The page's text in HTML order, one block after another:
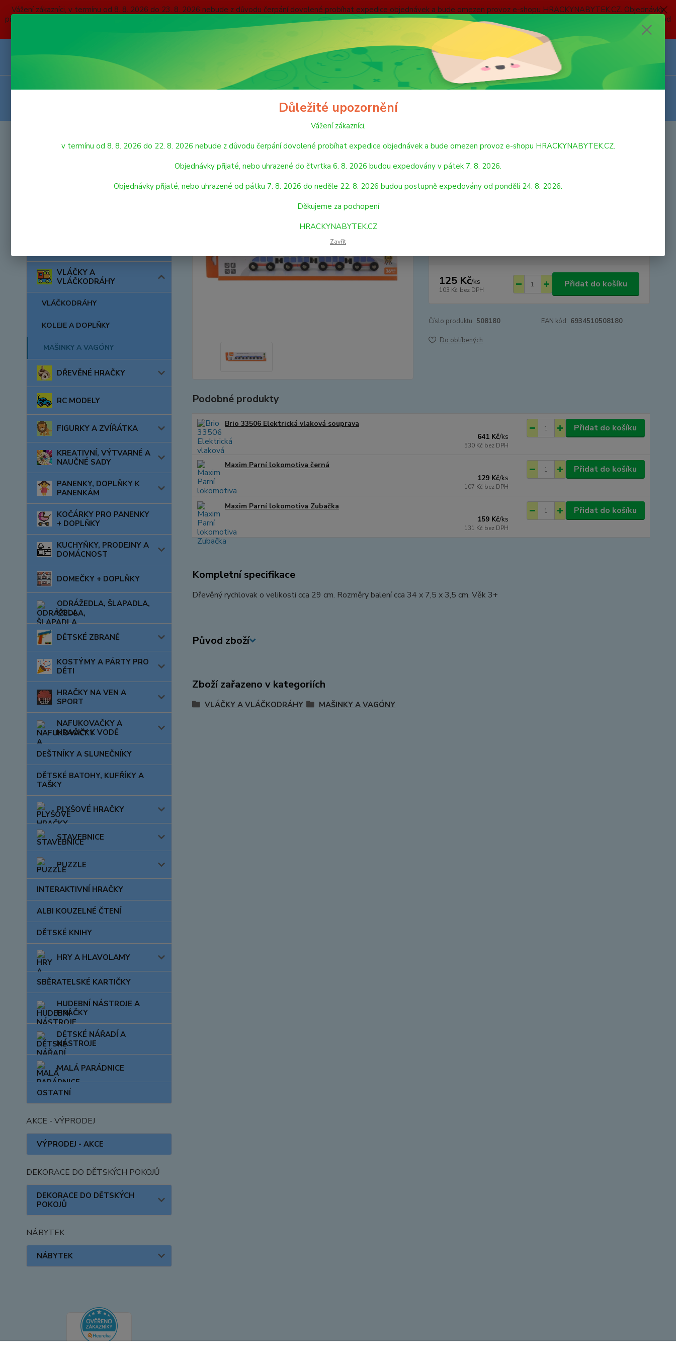
Vážení zákazníci, v termínu od 8. 8. 2026 do 23. 8. 2026 nebude z důvodu čerpání dovolené probíhat expedice objednávek a bude omezen provoz e-shopu HRACKYNABYTEK.CZ. Objednávky
přijaté, nebo uhrazené do čtvrtka 6. 8. 2026 budou expedovány v pátek 7. 8. 2026. Objednávky přijaté, nebo uhrazené od pátku 7. 8. 2026 do neděle 23. 8. 2026 budou postupně expedovány od
pondělí 24. 8. 2026. Děkujeme za pochopení HRACKYNABYTEK.CZ
ZÁSADY OCHRANY OSOBNÍCH ÚDAJŮ
REKLAMAČNÍ ŘÁD
VÝPRODEJ HRAČEK
VLÁČKY A
VLÁČKODRÁHY
VLÁČKODRÁHY
KOLEJE A DOPLŇKY
MAŠINKY A VAGÓNY
DŘEVĚNÉ HRAČKY
RC MODELY
FIGURKY A ZVÍŘÁTKA
KREATIVNÍ, VÝTVARNÉ A
NAUČNÉ SADY
PANENKY, DOPLŇKY K
PANENKÁM
KOČÁRKY PRO PANENKY
+ DOPLŇKY
KUCHYŇKY, PRODEJNY A
DOMÁCNOST
DOMEČKY + DOPLŇKY
ODRÁŽEDLA, ŠLAPADLA,
KOLA
DĚTSKÉ ZBRANĚ
KOSTÝMY A PÁRTY PRO
DĚTI
HRAČKY NA VEN A
SPORT
NAFUKOVAČKY A
HRAČKY K VODĚ
DEŠTNÍKY A SLUNEČNÍKY
DĚTSKÉ BATOHY, KUFŘÍKY A
TAŠKY
PLYŠOVÉ HRAČKY
STAVEBNICE
PUZZLE
INTERAKTIVNÍ HRAČKY
ALBI KOUZELNÉ ČTENÍ
DĚTSKÉ KNIHY
HRY A HLAVOLAMY
SBĚRATELSKÉ KARTIČKY
HUDEBNÍ NÁSTROJE A
HRAČKY
DĚTSKÉ NÁŘADÍ A
NÁSTROJE
MALÁ PARÁDNICE
OSTATNÍ
AKCE - VÝPRODEJ
VÝPRODEJ - AKCE
DEKORACE DO DĚTSKÝCH POKOJŮ
DEKORACE DO DĚTSKÝCH
POKOJŮ
NÁBYTEK
NÁBYTEK
Viga Dřevěný rychlovlak
Dřevěný rychlovak o velikosti cca 29 cm. Rozměry balení cca 34 x 7,5
125 Kč/ks
103 Kč bez DPH
Přidat do košíku
Číslo produktu: 508180 EAN kód: 6934510508180
Do oblíbených
Podobné produkty
Brio 33506 Elektrická vlaková souprava
641 Kč/ks
530 Kč bez DPH
Přidat do košíku
Maxim Parní lokomotiva černá
129 Kč/ks
107 Kč bez DPH
Přidat do košíku
Maxim Parní lokomotiva Zubačka
159 Kč/ks
131 Kč bez DPH
Přidat do košíku
Kompletní specifikace
Dřevěný rychlovak o velikosti cca 29 cm. Rozměry balení cca 34 x 7,5 x 3,5 cm. Věk 3+
Původ zboží
Zboží zařazeno v kategoriích
VLÁČKY A VLÁČKODRÁHY MAŠINKY A VAGÓNY
Důležité upozornění
Vážení zákazníci,
v termínu od 8. 8. 2026 do 22. 8. 2026 nebude z důvodu čerpání dovolené probíhat expedice objednávek a bude omezen provoz e-shopu HRACKYNABYTEK.CZ.
Objednávky přijaté, nebo uhrazené do čtvrtka 6. 8. 2026 budou expedovány v pátek 7. 8. 2026.
Objednávky přijaté, nebo uhrazené od pátku 7. 8. 2026 do neděle 22. 8. 2026 budou postupně expedovány od pondělí 24. 8. 2026.
Děkujeme za pochopení
HRACKYNABYTEK.CZ
Zavřít